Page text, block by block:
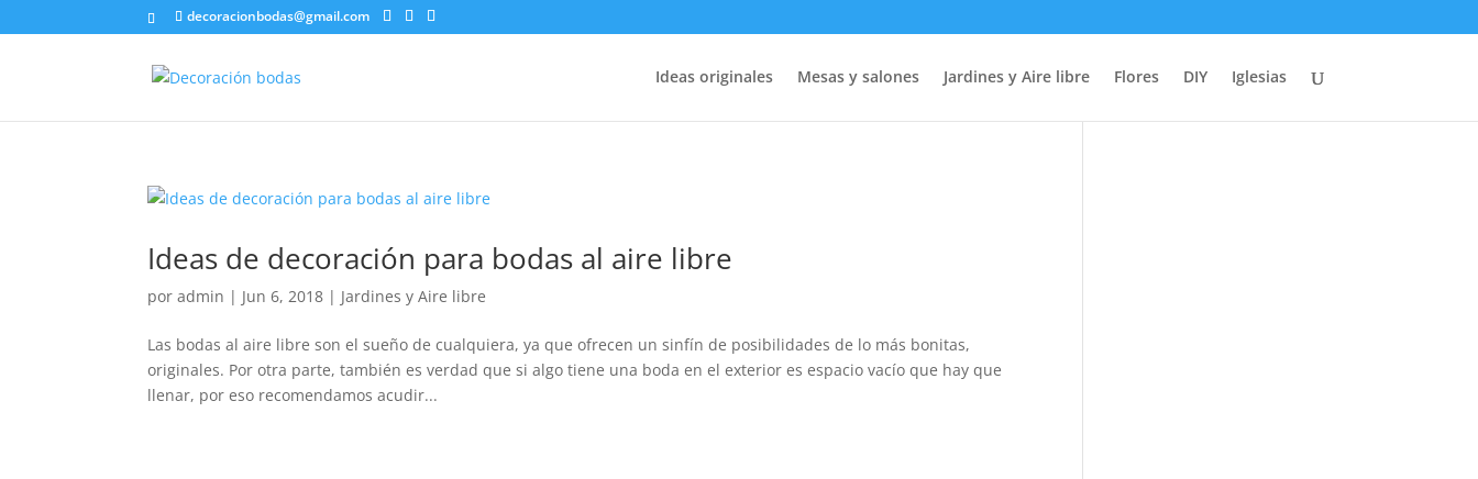
decoracionbodas@gmail.com
Ideas originales Mesas y salones Jardines y Aire libre Flores DIY Iglesias
Ideas de decoración para bodas al aire libre
poradmin | Jun 6, 2018 | Jardines y Aire libre
Las bodas al aire libre son el sueño de cualquiera, ya que ofrecen un sinfín de posibilidades de lo más bonitas,
originales. Por otra parte, también es verdad que si algo tiene una boda en el exterior es espacio vacío que hay que
llenar, por eso recomendamos acudir...